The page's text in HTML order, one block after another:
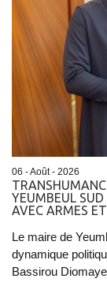
06 - Août - 2026
YEUMBEUL
AVEC ARMES
Le maire de
dynamique
Bassirou